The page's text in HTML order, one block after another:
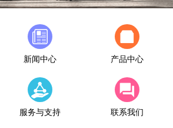
新闻中心 产品中心
服务与支持 联系我们